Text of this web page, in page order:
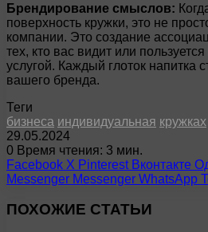
Брендирование смыслов:
поверхность кружки, это не
компании. Это создание
тех, кто вас видит или
услугой. Каждый глоток напитка
вашего бренда.
Теги
бизнеса индивидуальная кружках
29.05.2024
0 Время чтения: 3 мин.
Facebook X Pinterest Вконтакте
Messenger Messenger WhatsApp
ПОХОЖИЕ СТАТЬИ